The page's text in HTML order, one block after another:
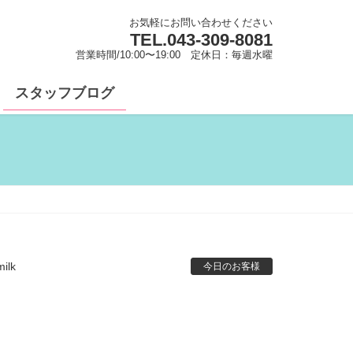
お気軽にお問い合わせください
TEL.043-309-8081
営業時間/10:00〜19:00 定休日：毎週水曜
スタッフブログ
今日のお客様